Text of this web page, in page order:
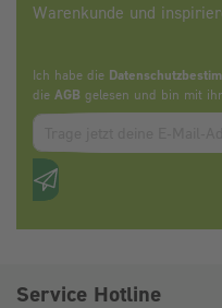
Warenkunde und
Ich habe die
die AGB gelesen und bin mit
Zum abbonieren des
Anti-Roboter-
Service Hotline